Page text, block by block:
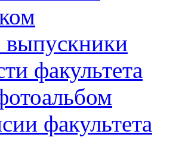
факультета
факультета